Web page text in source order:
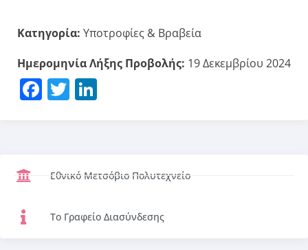
Κατηγορία: Υποτροφίες & Βραβεία
Ημερομηνία Λήξης Προβολής: 19 Δεκεμβρίου 2024
Facebook
Twitter
Εθνικό Μετσόβιο Πολυτεχνείο
Το Γραφείο Διασύνδεσης